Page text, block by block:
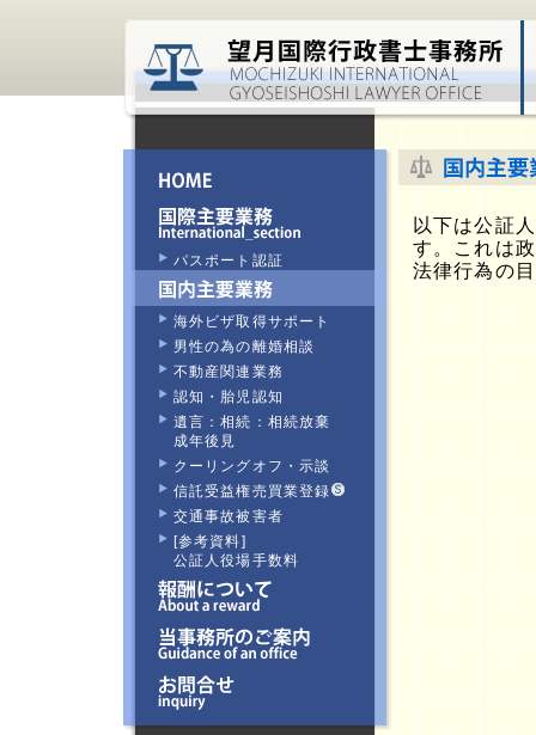
パスポート認証
海外ビザ取得サポート
男性の為の離婚相談
不動産関連業務
認知・胎児認知
遺言：相続：相続放棄
成年後見
クーリングオフ・示談
信託受益権売買業登録
交通事故被害者
[参考資料]
公証人役場手数料
以下は公証
す。これは
法律行為の